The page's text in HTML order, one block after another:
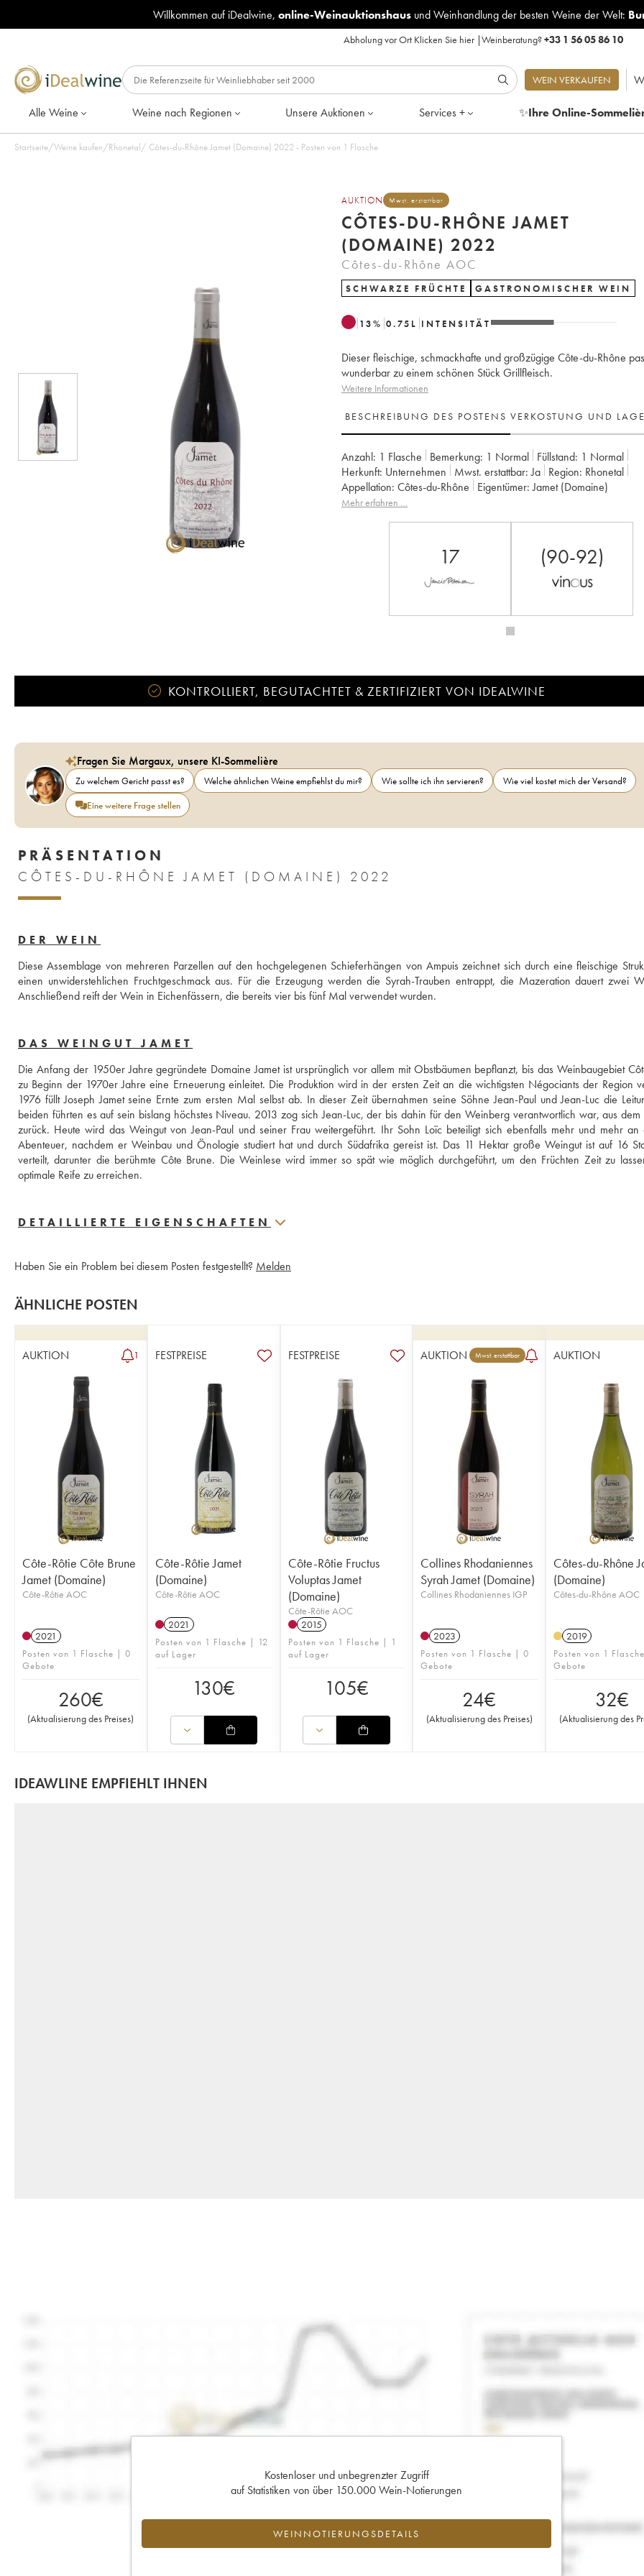
Willkommen auf iDealwine, online-Weinauktionshausund Weinhandlung der besten Weine der Welt:
Abholung vor Ort Klicken Sie hier|Weinberatung?+33 1 56 05 86 10
WEIN VERKAUFEN
Alle Weine Weine nach Regionen Unsere Auktionen Services + ✨Ihre Online-
Startseite/Weine kaufen/Rhonetal/ Côtes-du-Rhône Jamet (Domaine) 2022 - Posten von 1 Flasche
AUKTION Mwst. erstattbar
CÔTES-DU-RHÔNE JAMET
(DOMAINE) 2022
Côtes-du-Rhône AOC
SCHWARZE FRÜCHTE GASTRONOMISCHER WEIN
13% 0.75 L INTENSITÄT
Dieser fleischige, schmackhafte und großzügige Côte-du-Rhône
wunderbar zu einem schönen Stück Grillfleisch.
Weitere Informationen
BESCHREIBUNG DES POSTENS VERKOSTUNG UND
Anzahl: 1 Flasche Bemerkung: 1 Normal Füllstand: 1 Normal
Herkunft:
unternehmen Mwst. erstattbar: ja Region:
Rhonetal
Appellation:
Côtes-du-Rhône Eigentümer: Jamet (Domaine)
Mehr erfahren …
17 (90-92)
KONTROLLIERT, BEGUTACHTET & ZERTIFIZIERT VON IDEALWINE
Fragen Sie Margaux, unsere KI-Sommelière
Zu welchem Gericht passt es? Welche ähnlichen Weine empfiehlst du mir? Wie sollte ich ihn servieren?
Wie viel kostet mich der Versand?
Eine weitere Frage stellen
PRÄSENTATION
CÔTES-DU-RHÔNE JAMET (DOMAINE) 2022
DER WEIN
Diese Assemblage von mehreren Parzellen auf den hochgelegenen Schieferhängen von Ampuis zeichnet sich durch eine fleischige
einen unwiderstehlichen Fruchtgeschmack aus. Für die Erzeugung werden die Syrah-Trauben entrappt, die Mazeration dauert zwei
Anschließend reift der Wein in Eichenfässern, die bereits vier bis fünf Mal verwendet wurden.
DAS WEINGUT JAMET
Die Anfang der 1950er Jahre gegründete Domaine Jamet ist ursprünglich vor allem mit Obstbäumen bepflanzt, bis das Weinbaugebiet
zu Beginn der 1970er Jahre eine Erneuerung einleitet. Die Produktion wird in der ersten Zeit an die wichtigsten Négociants der Region
1976 füllt Joseph Jamet seine Ernte zum ersten Mal selbst ab. In dieser Zeit übernahmen seine Söhne Jean-Paul und Jean-Luc die
beiden führten es auf sein bislang höchstes Niveau. 2013 zog sich Jean-Luc, der bis dahin für den Weinberg verantwortlich war, aus dem
zurück. Heute wird das Weingut von Jean-Paul und seiner Frau weitergeführt. Ihr Sohn Loïc beteiligt sich ebenfalls mehr und mehr an
Abenteuer, nachdem er Weinbau und Önologie studiert hat und durch Südafrika gereist ist. Das 11 Hektar große Weingut ist auf 16
verteilt, darunter die berühmte Côte Brune. Die Weinlese wird immer so spät wie möglich durchgeführt, um den Früchten Zeit zu
optimale Reife zu erreichen.
DETAILLIERTE EIGENSCHAFTEN
Haben Sie ein Problem bei diesem Posten festgestellt? Melden
ÄHNLICHE POSTEN
AUKTION 1
Côte-Rôtie Côte Brune
Jamet (Domaine)
Côte-Rôtie AOC
2021
Posten von 1 Flasche | 0
Gebote
260€
(Aktualisierung des Preises)
FESTPREISE
Côte-Rôtie Jamet
(Domaine)
Côte-Rôtie AOC
2021
Posten von 1 Flasche | 12
auf Lager
130€
FESTPREISE
Côte-Rôtie Fructus
Voluptas Jamet
(Domaine)
Côte-Rôtie AOC
2015
Posten von 1 Flasche | 1
auf Lager
105€
AUKTION Mwst. erstattbar
Collines Rhodaniennes
Syrah Jamet (Domaine)
Collines Rhodaniennes IGP
2023
Posten von 1 Flasche | 0
Gebote
24€
(Aktualisierung des Preises)
AUKTION
Côtes-du-Rhône
(Domaine)
Côtes-du-Rhône AOC
2019
Posten von 1
Gebote
32€
(Aktualisierung des
IDEAWLINE EMPFIEHLT IHNEN
Kostenloser und unbegrenzter Zugriff
auf Statistiken von über 150.000 Wein-Notierungen
WEINNOTIERUNGSDETAILS